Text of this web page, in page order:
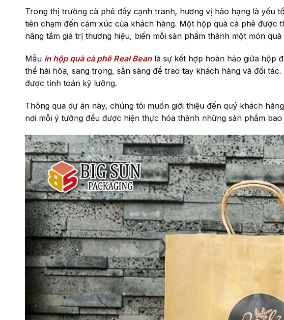
Trong thị trường cà phê đầy cạnh tranh, hương vị hảo hạng là yếu
tiên chạm đến cảm xúc của khách hàng. Một hộp quà cà phê được
nâng tầm giá trị thương hiệu, biến mỗi sản phẩm thành một món
Mẫu in hộp quà cà phê Real Beanlà sự kết hợp hoàn hảo giữa hộp
thể hài hòa, sang trọng, sẵn sàng để trao tay khách hàng và đối
được tính toán kỹ lưỡng.
Thông qua dự án này, chúng tôi muốn giới thiệu đến quý khách hàng
nơi mỗi ý tưởng đều được hiện thực hóa thành những sản phẩm